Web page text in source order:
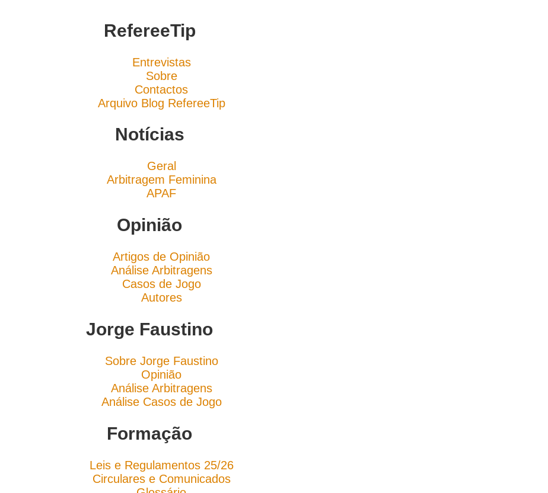
RefereeTip
Entrevistas
Sobre
Contactos
Arquivo Blog RefereeTip
Notícias
Geral
Arbitragem Feminina
APAF
Opinião
Artigos de Opinião
Análise Arbitragens
Casos de Jogo
Autores
Jorge Faustino
Sobre Jorge Faustino
Opinião
Análise Arbitragens
Análise Casos de Jogo
Formação
Leis e Regulamentos 25/26
Circulares e Comunicados